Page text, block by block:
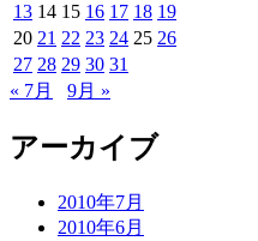
13 14 15 16 17 18 19
20 21 22 23 24 25 26
27 28 29 30 31
« 7月
9月 »
アーカイブ
2010年7月
2010年6月